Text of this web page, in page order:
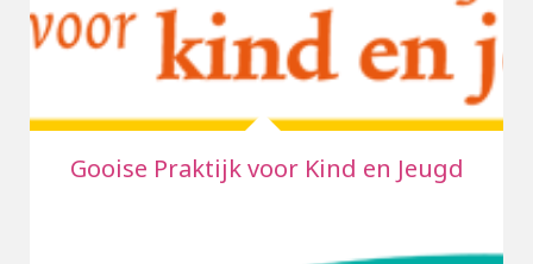
Gooise Praktijk voor Kind en Jeugd